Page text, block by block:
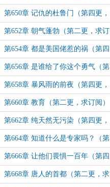
阅）
第650章 记仇的杜鲁门（第四更，
求订阅）
第652章 朝气蓬勃（第二更，求订
阅）
第654章 都是美国佬惹的祸（第四
更，求订阅）
第656章 是谁给了你这个勇气（第
二更，求订阅）
第658章 暴风雨的前夜（第四更，
求订阅）
第660章 教育（第二更，求订阅）
第662章 纯天然无污染（第四更，
求订阅）
第664章 知道什么是专家吗？（第
二更，求订阅）
第666章 让他们畏惧一百年（第四
更，求订阅）
第668章 唐人的首都（第二更，求